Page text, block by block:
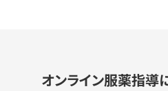
オンライン服薬指導